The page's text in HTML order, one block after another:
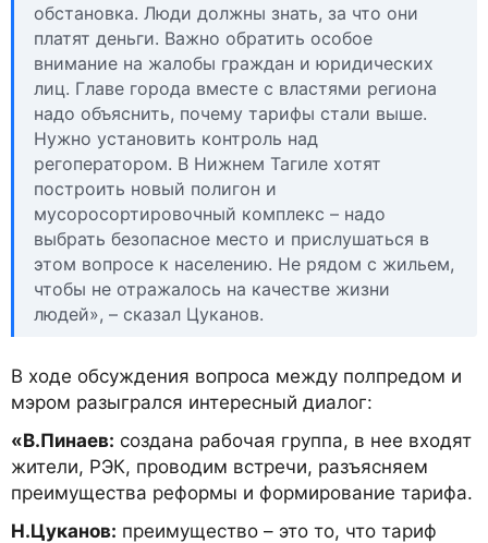
обстановка. Люди должны знать, за что они
платят деньги. Важно обратить особое
внимание на жалобы граждан и юридических
лиц. Главе города вместе с властями региона
надо объяснить, почему тарифы стали выше.
Нужно установить контроль над
регоператором. В Нижнем Тагиле хотят
построить новый полигон и
мусоросортировочный комплекс – надо
выбрать безопасное место и прислушаться в
этом вопросе к населению. Не рядом с жильем,
чтобы не отражалось на качестве жизни
людей», – сказал Цуканов.
В ходе обсуждения вопроса между полпредом и
мэром разыгрался интересный диалог:
«В.Пинаев: создана рабочая группа, в нее входят
жители, РЭК, проводим встречи, разъясняем
преимущества реформы и формирование тарифа.
Н.Цуканов: преимущество – это то, что тариф